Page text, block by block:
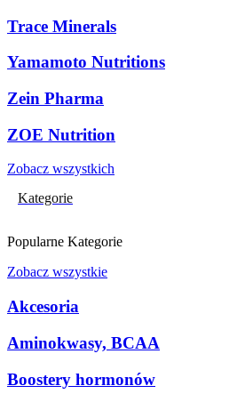
Trace Minerals
Yamamoto Nutritions
Zein Pharma
ZOE Nutrition
Zobacz wszystkich
Kategorie
Popularne Kategorie
Zobacz wszystkie
Akcesoria
Aminokwasy, BCAA
Boostery hormonów